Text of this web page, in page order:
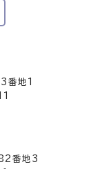
番地1
番地3